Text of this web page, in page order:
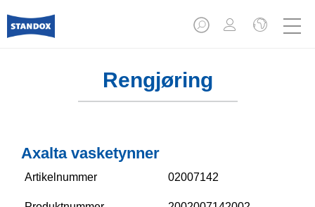
Rengjøring
Axalta vasketynner
Artikelnummer 02007142